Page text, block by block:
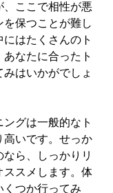
、ここで相性が悪
保つことが難し
にはたくさんのト
なたに合ったト
はいかがでしょ
グは一般的なト
高いです。せっか
なら、しっかりリ
ススメします。体
くつか行ってみ